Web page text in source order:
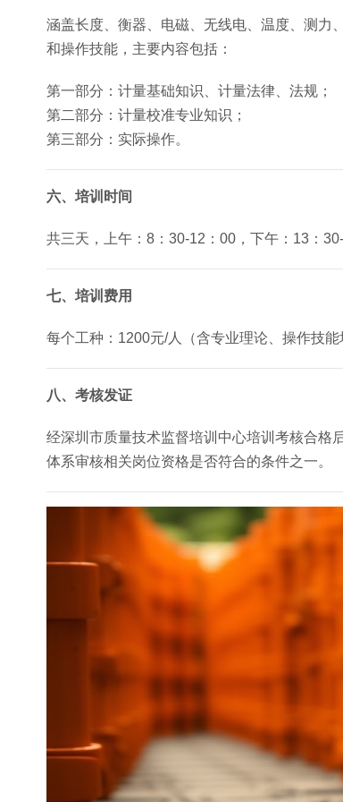
涵盖长度、衡器、电磁、无线电、温度、测力
和操作技能，主要内容包括：
第一部分：计量基础知识、计量法律、法规；
第二部分：计量校准专业知识；
第三部分：实际操作。
六、培训时间
共三天，上午：8：30-12：00，下午：13：
七、培训费用
每个工种：1200元/人（含专业理论、操作技
八、考核发证
经深圳市质量技术监督培训中心培训考核合格
体系审核相关岗位资格是否符合的条件之一。